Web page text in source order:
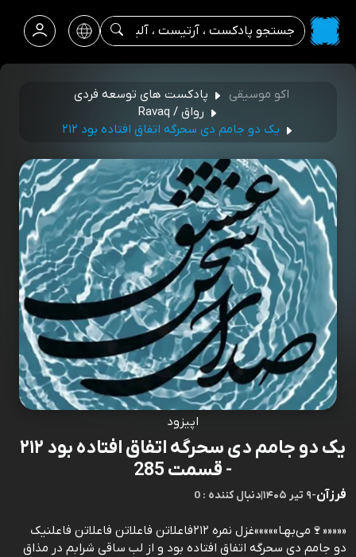
اکو موسیقی
پادکست های توسعه فردی
رواق / Ravaq
یک دو جامم دی سحرگه اتفاق افتاده بود ۲۱۲
اپیزود
یک دو جامم دی سحرگه اتفاق افتاده بود ۲۱۲
- قسمت 285
فرزآن-۹ تیر ۱۴۰۵ |0 : دنبال کننده
«««««🍷می‌بهـا»»»»»غزل نمره ۲۱۲فاعلاتن فاعلاتن فاعلاتن فاعلنيک
دو جامم دی سحرگه اتفاق افتاده بود و از لب ساقی شرابم در مذاق